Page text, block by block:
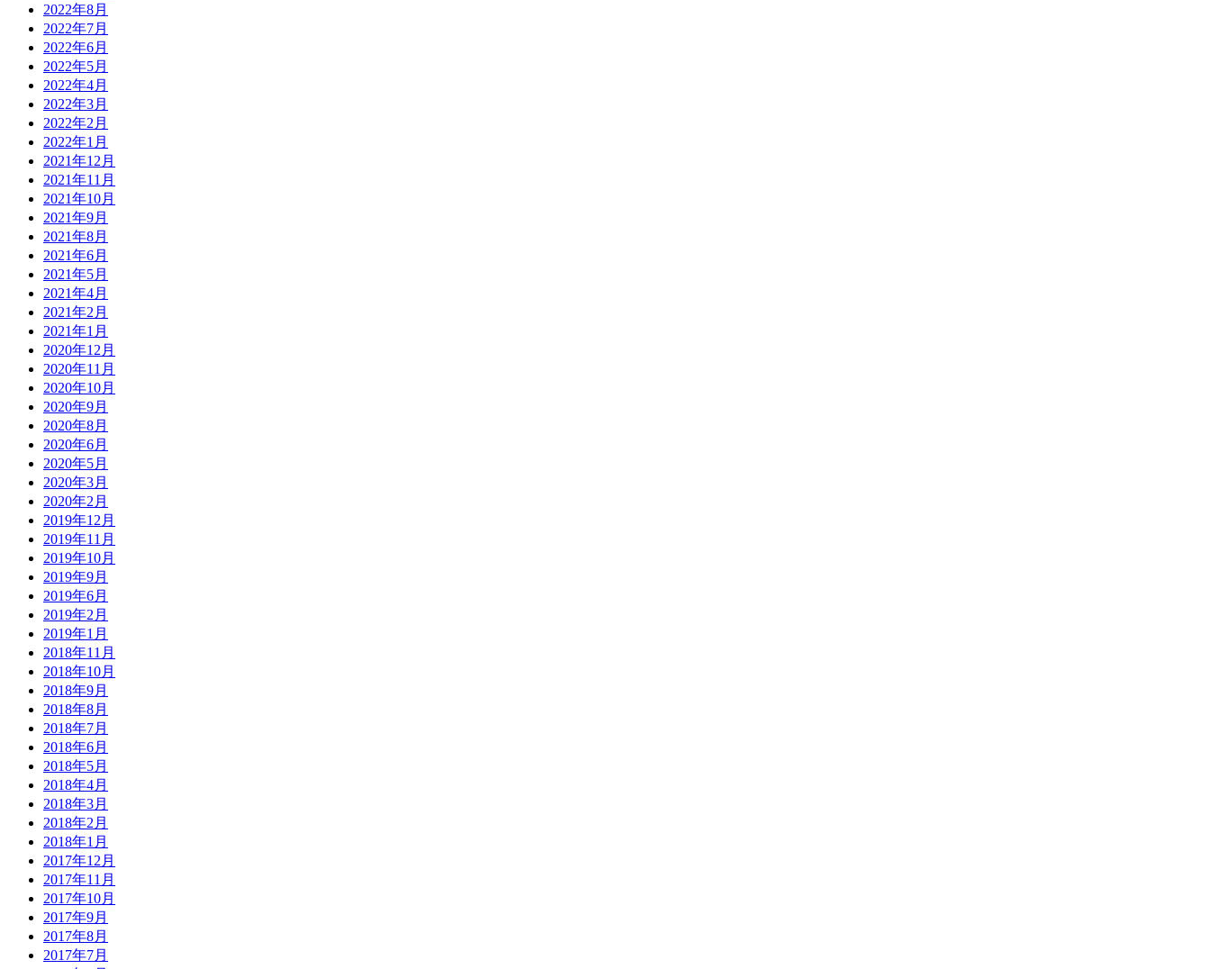
2022年8月
2022年7月
2022年6月
2022年5月
2022年4月
2022年3月
2022年2月
2022年1月
2021年12月
2021年11月
2021年10月
2021年9月
2021年8月
2021年6月
2021年5月
2021年4月
2021年2月
2021年1月
2020年12月
2020年11月
2020年10月
2020年9月
2020年8月
2020年6月
2020年5月
2020年3月
2020年2月
2019年12月
2019年11月
2019年10月
2019年9月
2019年6月
2019年2月
2019年1月
2018年11月
2018年10月
2018年9月
2018年8月
2018年7月
2018年6月
2018年5月
2018年4月
2018年3月
2018年2月
2018年1月
2017年12月
2017年11月
2017年10月
2017年9月
2017年8月
2017年7月